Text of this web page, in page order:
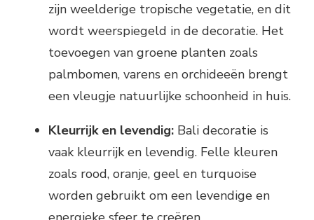
zijn weelderige tropische vegetatie, en dit
wordt weerspiegeld in de decoratie. Het
toevoegen van groene planten zoals
palmbomen, varens en orchideeën brengt
een vleugje natuurlijke schoonheid in huis.
Kleurrijk en levendig: Bali decoratie is
vaak kleurrijk en levendig. Felle kleuren
zoals rood, oranje, geel en turquoise
worden gebruikt om een levendige en